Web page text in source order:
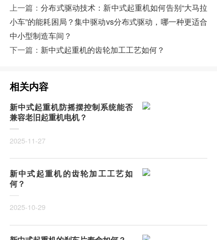
上一篇：分布式驱动技术：新中式起重机如何告别“大马拉
小车”的能耗困局？集中驱动vs分布式驱动，哪一种更适合
中小型制造车间？
下一篇： 新中式起重机的齿轮加工工艺如何？
相关内容
新中式起重机防摇摆控制系统能否
兼容老旧起重机电机？
2025-11-27
新中式起重机的齿轮加工工艺如
何？
2025-10-29